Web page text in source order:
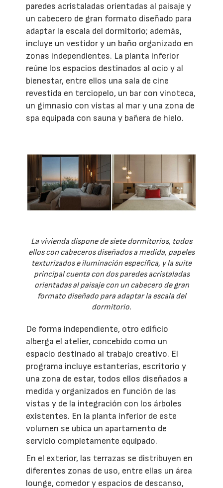
paredes acristaladas orientadas al paisaje y
un cabecero de gran formato diseñado para
adaptar la escala del dormitorio; además,
incluye un vestidor y un baño organizado en
zonas independientes. La planta inferior
reúne los espacios destinados al ocio y al
bienestar, entre ellos una sala de cine
revestida en terciopelo, un bar con vinoteca,
un gimnasio con vistas al mar y una zona de
spa equipada con sauna y bañera de hielo.
La vivienda dispone de siete dormitorios, todos
ellos con cabeceros diseñados a medida, papeles
texturizados e iluminación específica, y la suite
principal cuenta con dos paredes acristaladas
orientadas al paisaje con un cabecero de gran
formato diseñado para adaptar la escala del
dormitorio.
De forma independiente, otro edificio
alberga el atelier, concebido como un
espacio destinado al trabajo creativo. El
programa incluye estanterías, escritorio y
una zona de estar, todos ellos diseñados a
medida y organizados en función de las
vistas y de la integración con los árboles
existentes. En la planta inferior de este
volumen se ubica un apartamento de
servicio completamente equipado.
En el exterior, las terrazas se distribuyen en
diferentes zonas de uso, entre ellas un área
lounge, comedor y espacios de descanso,